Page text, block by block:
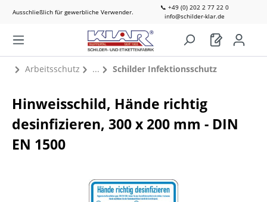
Ausschließlich für gewerbliche Verwender.
📞 +49 (0) 202 2 77 22 0
info@schilder-klar.de
Arbeitsschutz Schilder Infektionsschutz
Hinweisschild, Hände richtig
desinfizieren, 300 x 200 mm - DIN
EN 1500